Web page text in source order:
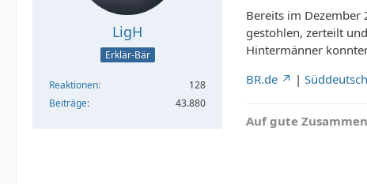
LigH
Erklär-Bär
Reaktionen
128
Beiträge
43.880
Bereits im Dezember
gestohlen, zerteilt
Hintermänner
BR.de
|
Auf gute